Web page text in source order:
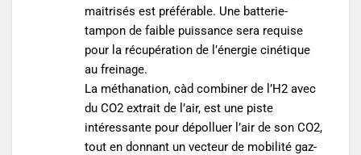
maitrisés est préférable. Une batterie-
tampon de faible puissance sera requise
pour la récupération de l’énergie cinétique
au freinage.
La méthanation, càd combiner de l’H2 avec
du CO2 extrait de l’air, est une piste
intéressante pour dépolluer l’air de son CO2,
tout en donnant un vecteur de mobilité gaz-